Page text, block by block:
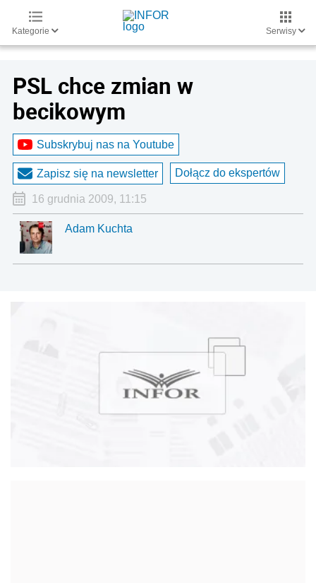
Kategorie Serwisy
PSL chce zmian w
becikowym
Subskrybuj nas na Youtube
Zapisz się na newsletter Dołącz do ekspertów
16 grudnia 2009, 11:15
Adam Kuchta